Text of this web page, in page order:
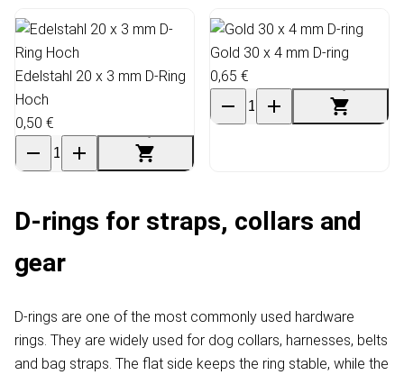
Edelstahl 20 x 3 mm D-Ring
Hoch
0,50 €
Gold 30 x 4 mm D-ring
0,65 €
D-rings for straps, collars and
gear
D-rings are one of the most commonly used hardware
rings. They are widely used for dog collars, harnesses, belts
and bag straps. The flat side keeps the ring stable, while the